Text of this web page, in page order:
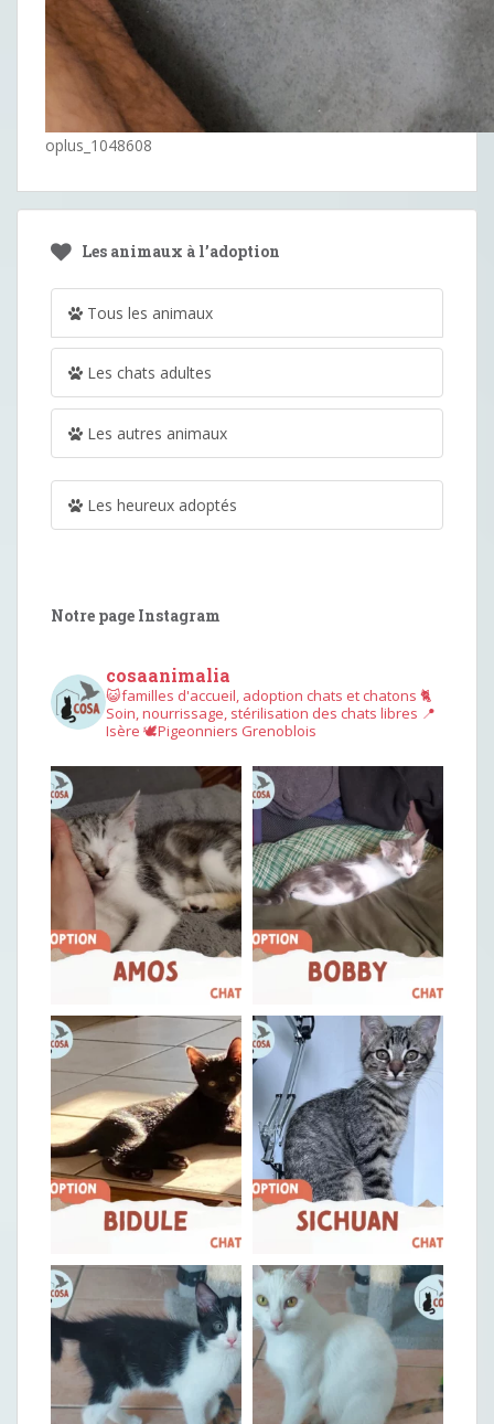
oplus_1048608
Les animaux à l’adoption
Tous les animaux
Les chats adultes
Les autres animaux
Les heureux adoptés
Notre page Instagram
cosaanimalia
😺familles d'accueil, adoption chats et chatons 🐈
Soin, nourrissage, stérilisation des chats libres 📍
Isère 🕊︎Pigeonniers Grenoblois